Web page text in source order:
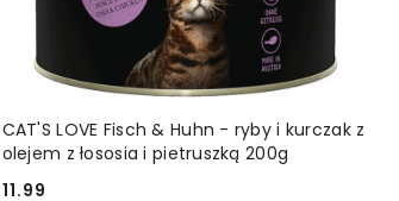
CAT'S LOVE Fisch & Huhn - ryby i kurczak z
olejem z łososia i pietruszką 200g
11.99
DODAJ DO KOSZYKA